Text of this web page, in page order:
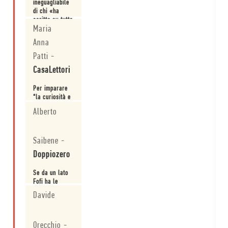
ineguagliabile
di chi «ha
scritto su tutto
senza mai
diventare un
tuttologo».
Maria
Anna
Patti -
CasaLettori
Per imparare
“la curiosità e
nell’identificare
Alberto
Saibene -
Doppiozero
Se da un lato
Fofi ha le
carte in regola
per essere
vecchio” che
Davide
Orecchio -